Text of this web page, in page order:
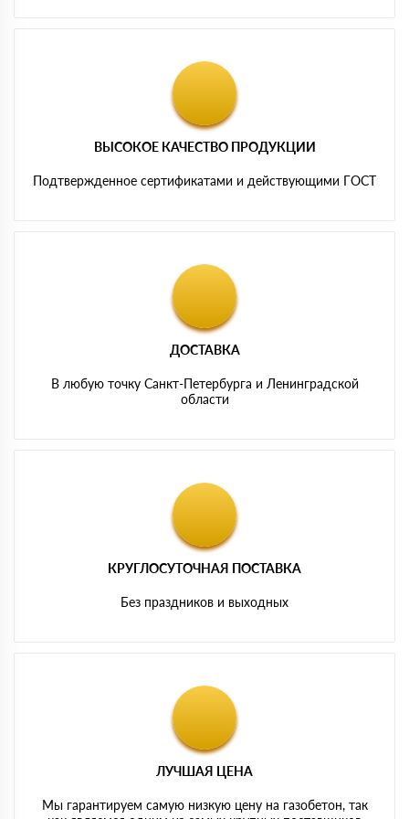
ВЫСОКОЕ КАЧЕСТВО ПРОДУКЦИИ
Подтвержденное сертификатами и действующими ГОСТ
ДОСТАВКА
В любую точку Санкт-Петербурга и Ленинградской
области
КРУГЛОСУТОЧНАЯ ПОСТАВКА
Без праздников и выходных
ЛУЧШАЯ ЦЕНА
Мы гарантируем самую низкую цену на газобетон, так